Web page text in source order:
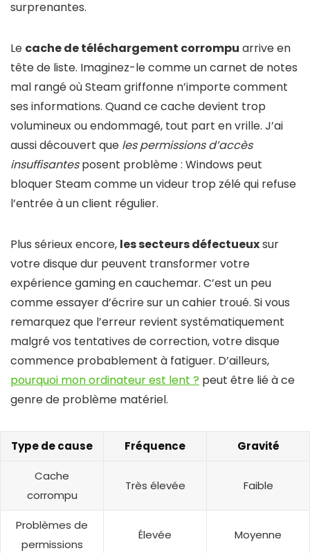
surprenantes.
Le cache de téléchargement corrompu arrive en
tête de liste. Imaginez-le comme un carnet de notes
mal rangé où Steam griffonne n’importe comment
ses informations. Quand ce cache devient trop
volumineux ou endommagé, tout part en vrille. J’ai
aussi découvert que les permissions d’accès
insuffisantesposent problème : Windows peut
bloquer Steam comme un videur trop zélé qui refuse
l’entrée à un client régulier.
Plus sérieux encore, les secteurs défectueuxsur
votre disque dur peuvent transformer votre
expérience gaming en cauchemar. C’est un peu
comme essayer d’écrire sur un cahier troué. Si vous
remarquez que l’erreur revient systématiquement
malgré vos tentatives de correction, votre disque
commence probablement à fatiguer. D’ailleurs,
pourquoi mon ordinateur est lent ? peut être lié à ce
genre de problème matériel.
Type de cause Fréquence Gravité
Cache
corrompu
Très élevée Faible
Problèmes de
permissions
Élevée Moyenne